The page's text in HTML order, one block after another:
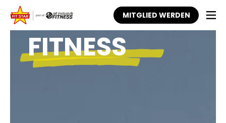
MITGLIED WERDEN
ZUMBA
FITNESS